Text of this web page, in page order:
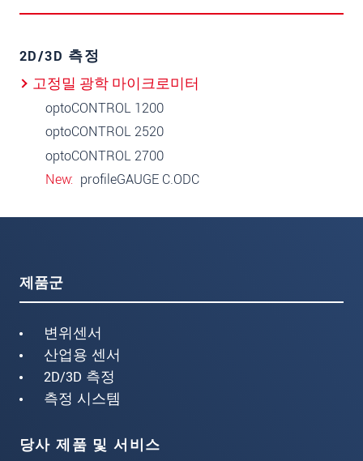
2D/3D 측정
고정밀 광학 마이크로미터
optoCONTROL 1200
optoCONTROL 2520
optoCONTROL 2700
New profileGAUGE C.ODC
제품군
변위센서
산업용 센서
2D/3D 측정
측정 시스템
당사 제품 및 서비스